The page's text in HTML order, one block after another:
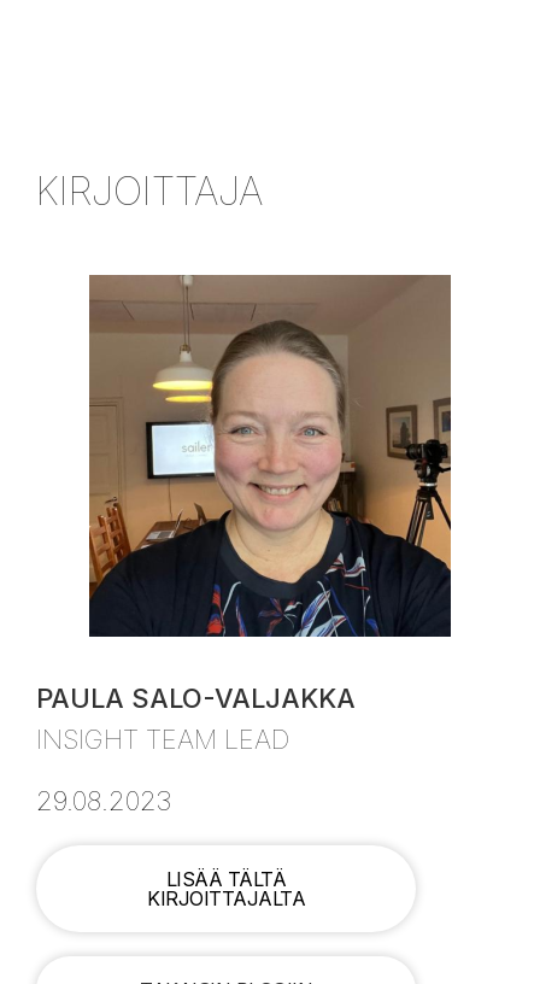
KIRJOITTAJA
PAULA SALO-VALJAKKA
INSIGHT TEAM LEAD
29.08.2023
LISÄÄ TÄLTÄ
KIRJOITTAJALTA